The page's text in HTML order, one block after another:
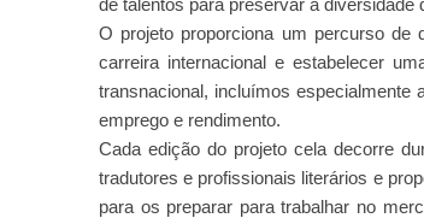
de talentos para preservar a diversidade
O projeto proporciona um percurso de
carreira internacional e estabelecer
transnacional, incluímosespecialmente
emprego e rendimento.
Cada edição do projeto cela decorre
tradutores e profissionais literários e
para os preparar para trabalhar no